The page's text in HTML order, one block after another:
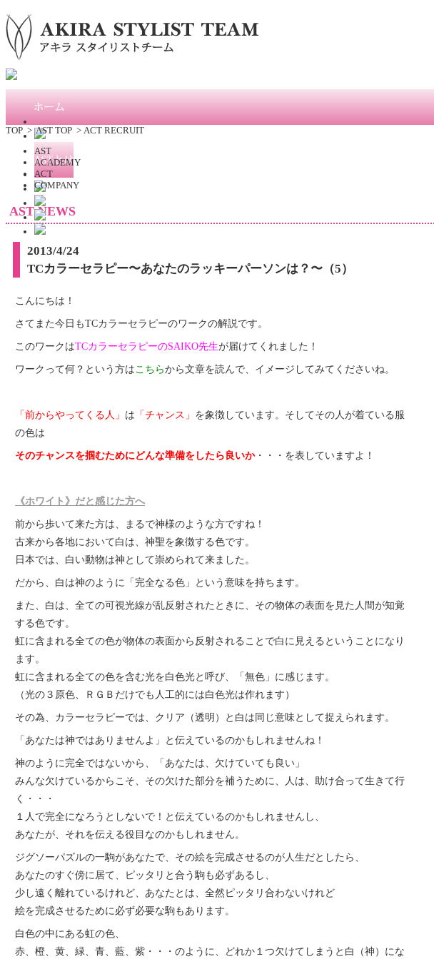
TOP >AST TOP > ACT RECRUIT
AST
ACADEMY
ACT
COMPANY
AST NEWS
2013/4/24
TCカラーセラピー〜あなたのラッキーパーソンは？〜（5）
こんにちは！
さてまた今日もTCカラーセラピーのワークの解説です。
このワークはTCカラーセラピーのSAIKO先生が届けてくれました！
ワークって何？という方はこちらから文章を読んで、イメージしてみてくださいね。
「前からやってくる人」 は 「チャンス」 を象徴しています。そしてその人が着ている服
の色は
そのチャンスを掴むためにどんな準備をしたら良いか・・・を表していますよ！
《ホワイト》だと感じた方へ
前から歩いて来た方は、まるで神様のような方ですね！
古来から各地において白は、神聖を象徴する色です。
日本では、白い動物は神として崇められて来ました。
だから、白は神のように「完全なる色」という意味を持ちます。
また、白は、全ての可視光線が乱反射されたときに、その物体の表面を見た人間が知覚
する色です。
虹に含まれる全ての色が物体の表面から反射されることで白に見えるということになり
ます。
虹に含まれる全ての色を含む光を白色光と呼び、「無色」に感じます。
（光の３原色、ＲＧＢだけでも人工的には白色光は作れます）
その為、カラーセラピーでは、クリア（透明）と白は同じ意味として捉えられます。
「あなたは神ではありませんよ」と伝えているのかもしれませんね！
神のように完全ではないから、「あなたは、欠けていても良い」
みんな欠けているからこそ、その欠けた部分を補うために、人は、助け合って生きて行
く・・・
１人で完全になろうとしないで！と伝えているのかもしれませんし、
あなたが、それを伝える役目なのかもしれません。
ジグソーパズルの一駒があなたで、その絵を完成させるのが人生だとしたら、
あなたのすぐ傍に居て、ピッタリと合う駒も必ずあるし、
少し遠く離れているけれど、あなたとは、全然ピッタリ合わないけれど
絵を完成させるために必ず必要な駒もあります。
白色の中にある虹の色、
赤、橙、黄、緑、青、藍、紫・・・のように、どれか１つ欠けてしまうと白（神）にな